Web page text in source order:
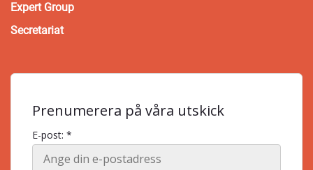
Expert Group
Secretariat
Prenumerera på våra utskick
E-post: *